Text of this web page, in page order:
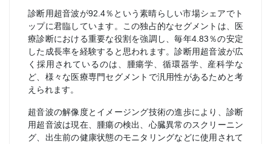
診断用超音波が92.4％という素晴らしい市場シェアでト
ップに君臨しています。この独占的なセグメントは、医
療診断における重要な役割を強調し、毎年4.83％の安定
した成長率を経験すると思われます。診断用超音波が広
く採用されているのは、腫瘍学、循環器学、産科学な
ど、様々な医療専門セグメントで汎用性があるためと考
えられます。
超音波の解像度とイメージング技術の進歩により、診断
用超音波は現在、腫瘍の検出、心臓異常のスクリーニン
グ、出生前の健康状態のモニタリングなどに使用されて